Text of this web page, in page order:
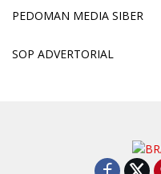
PEDOMAN MEDIA SIBER
SOP ADVERTORIAL